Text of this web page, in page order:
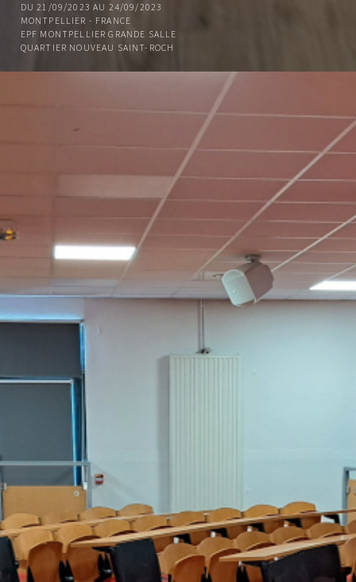
DU 21/09/2023 AU 24/09/2023
MONTPELLIER - FRANCE
EPF MONTPELLIER GRANDE SALLE
QUARTIER NOUVEAU SAINT-ROCH